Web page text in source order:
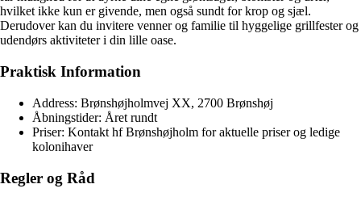
hvilket ikke kun er givende, men også sundt for krop og sjæl.
Derudover kan du invitere venner og familie til hyggelige grillfester og
udendørs aktiviteter i din lille oase.
Praktisk Information
Address: Brønshøjholmvej XX, 2700 Brønshøj
Åbningstider: Året rundt
Priser: Kontakt hf Brønshøjholm for aktuelle priser og ledige
kolonihaver
Regler og Råd